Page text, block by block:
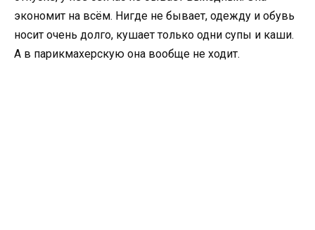
экономит на всём. Нигде не бывает, одежду и обувь
носит очень долго, кушает только одни супы и каши.
А в парикмахерскую она вообще не ходит.